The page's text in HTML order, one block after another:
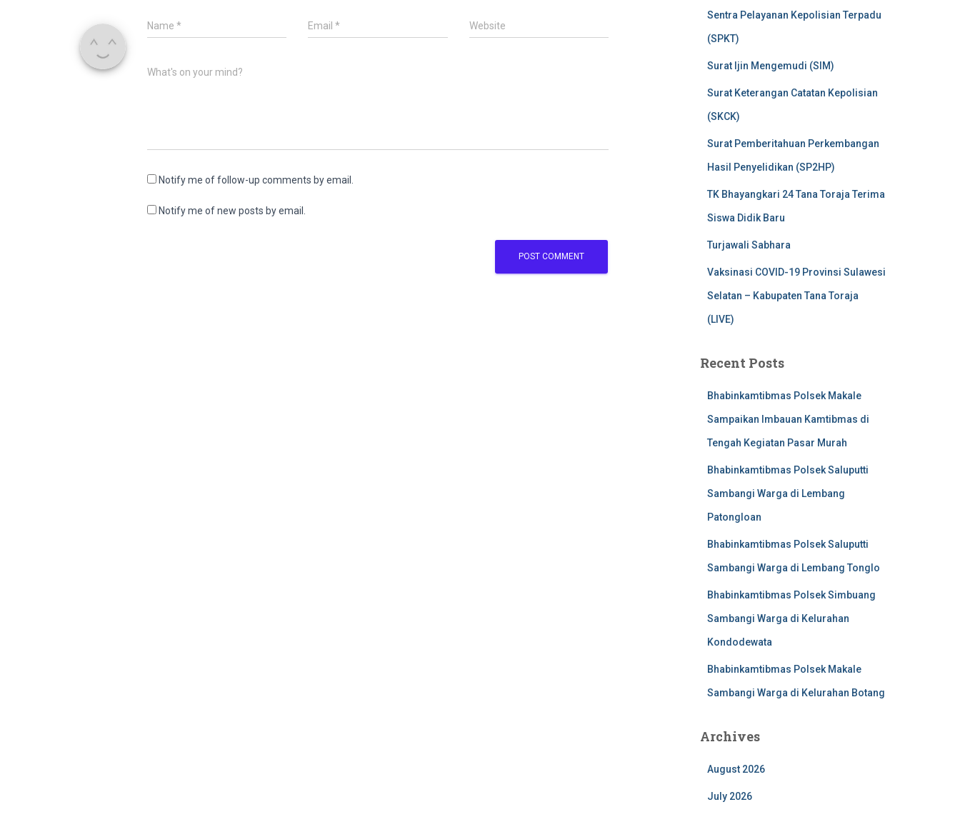
Name * Email* Website
What's on your mind?
Notify me of follow-up comments by email.
Notify me of new posts by email.
Sentra Pelayanan Kepolisian Terpadu
(SPKT)
Surat Ijin Mengemudi (SIM)
Surat Keterangan Catatan Kepolisian
(SKCK)
Surat Pemberitahuan Perkembangan
Hasil Penyelidikan (SP2HP)
TK Bhayangkari 24 Tana Toraja Terima
Siswa Didik Baru
Turjawali Sabhara
Vaksinasi COVID-19 Provinsi Sulawesi
Selatan – Kabupaten Tana Toraja
(LIVE)
Recent Posts
Bhabinkamtibmas Polsek Makale
Sampaikan Imbauan Kamtibmas di
Tengah Kegiatan Pasar Murah
Bhabinkamtibmas Polsek Saluputti
Sambangi Warga di Lembang
Patongloan
Bhabinkamtibmas Polsek Saluputti
Sambangi Warga di Lembang Tonglo
Bhabinkamtibmas Polsek Simbuang
Sambangi Warga di Kelurahan
Kondodewata
Bhabinkamtibmas Polsek Makale
Sambangi Warga di Kelurahan Botang
Archives
August 2026
July 2026